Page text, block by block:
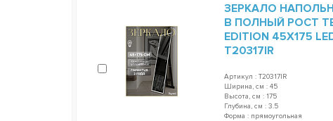
ЗЕРКАЛО
В ПОЛНЫЙ РОСТ
EDITION 45Х175
T20317IR
Артикул : T20317IR
Ширина, см : 45
Высота, см : 175
Глубина, см : 3.5
Форма : прямоугольная